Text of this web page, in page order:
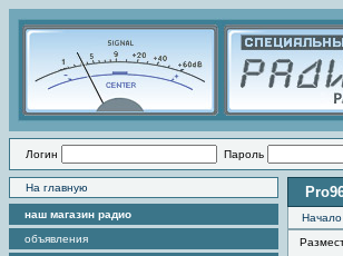
Логин Пароль
На главную
наш магазин радио
объявления
Начало